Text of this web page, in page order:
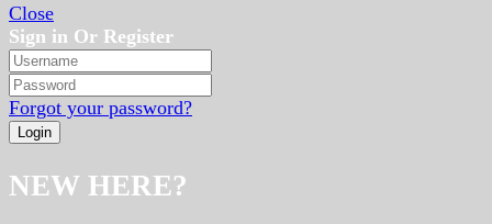
Close
Sign in Or Register
Forgot your password?
NEW HERE?